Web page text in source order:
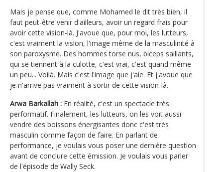
Mais je pense que, comme Mohamed le dit très bien, il
faut peut-être venir d'ailleurs, avoir un regard frais pour
avoir cette vision-là. J'avoue que, pour moi, les lutteurs,
c'est vraiment la vision, l'image même de la masculinité à
son paroxysme. Des hommes torse nus, biceps saillants,
qui se tiennent à la culotte, c'est vrai, c'est quand même
un peu... Voilà. Mais c'est l'image que j'aie. Et j'avoue que
je n'arrive pas vraiment à sortir de cette vision-là.
Arwa Barkallah : En réalité, c'est un spectacle très
performatif. Finalement, les lutteurs, on les voit aussi
vendre des boissons énergisantes donc c'est très
masculin comme façon de faire. En parlant de
performance, je voulais vous poser une dernière question
avant de conclure cette émission. Je voulais vous parler
de l'épisode de Wally Seck.